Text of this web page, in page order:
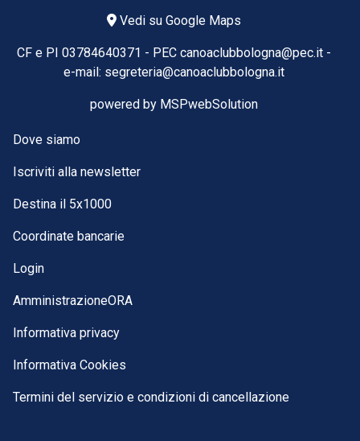
Vedi su Google Maps
CF e PI 03784640371 - PEC canoaclubbologna@pec.it -
e-mail: segreteria@canoaclubbologna.it
powered by MSPwebSolution
Dove siamo
Iscriviti alla newsletter
Destina il 5x1000
Coordinate bancarie
Login
AmministrazioneORA
Informativa privacy
Informativa Cookies
Termini del servizio e condizioni di cancellazione